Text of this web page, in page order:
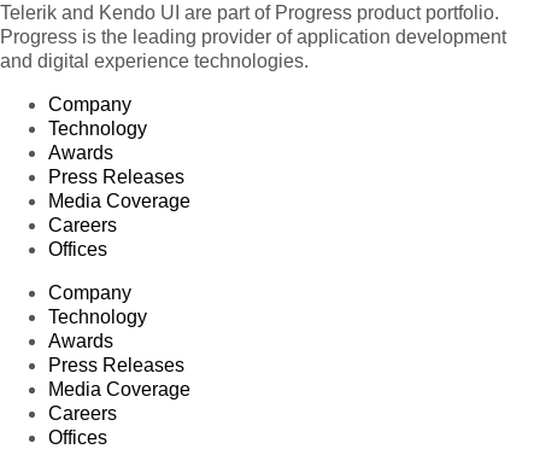
Telerik and Kendo UI are part of Progress product portfolio.
Progress is the leading provider of application development
and digital experience technologies.
Company
Technology
Awards
Press Releases
Media Coverage
Careers
Offices
Company
Technology
Awards
Press Releases
Media Coverage
Careers
Offices